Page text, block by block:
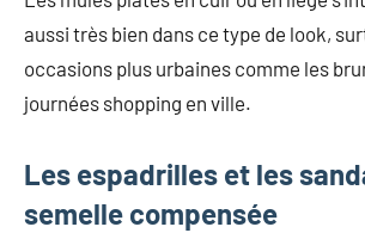
aussi très bien dans ce type de look,
occasions plus urbaines comme les
journées shopping en ville.
Les espadrilles et les
semelle compensée